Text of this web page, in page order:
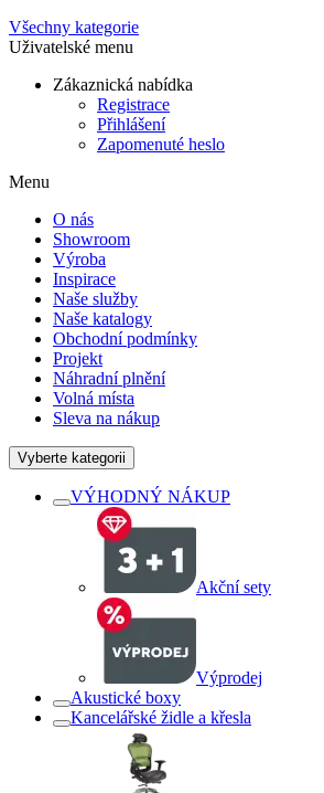
Všechny kategorie
Uživatelské menu
Zákaznická nabídka
Registrace
Přihlášení
Zapomenuté heslo
Menu
O nás
Showroom
Výroba
Inspirace
Naše služby
Naše katalogy
Obchodní podmínky
Projekt
Náhradní plnění
Volná místa
Sleva na nákup
Vyberte kategorii
VÝHODNÝ NÁKUP
Akční sety
Výprodej
Akustické boxy
Kancelářské židle a křesla